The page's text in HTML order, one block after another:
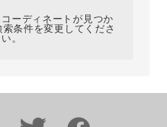
ーディネートが見つか
条件を変更してくださ
い。